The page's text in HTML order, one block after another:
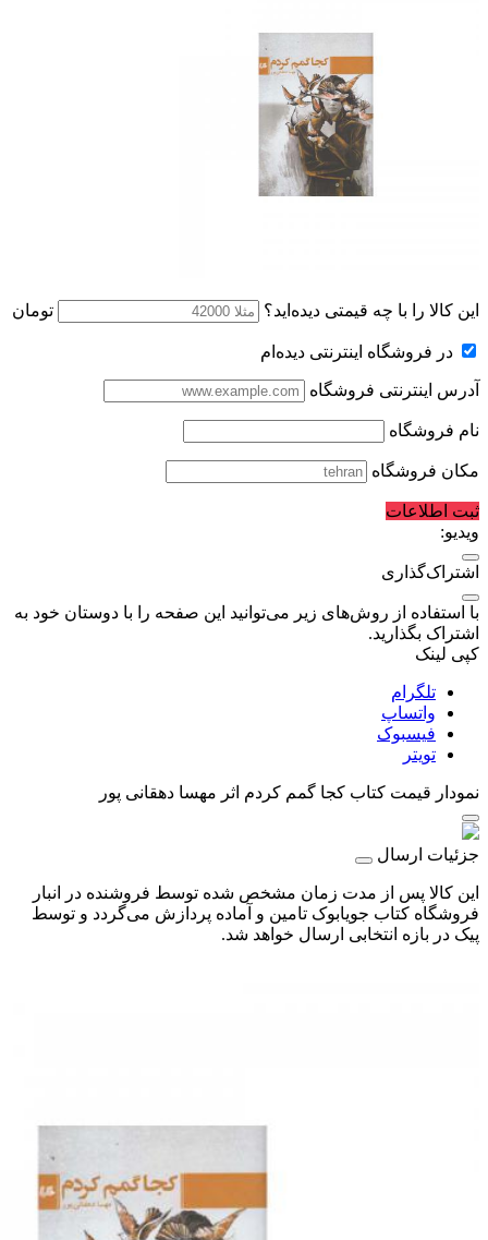
این کالا را با چه قیمتی دیده‌اید؟ تومان
در فروشگاه اینترنتی دیده‌ام
آدرس اینترنتی فروشگاه
نام فروشگاه
مکان فروشگاه
ثبت اطلاعات
ویدیو:
اشتراک‌گذاری
با استفاده از روش‌های زیر می‌توانید این صفحه را با دوستان خود به
اشتراک بگذارید.
کپی لینک
تلگرام
واتساپ
فیسبوک
تویتر
نمودار قیمت کتاب کجا گمم کردم اثر مهسا دهقانی پور
جزئیات ارسال
این کالا پس از مدت زمان مشخص شده توسط فروشنده در انبار
فروشگاه کتاب جویابوک تامین و آماده پردازش می‌گردد و توسط
پیک در بازه انتخابی ارسال خواهد شد.